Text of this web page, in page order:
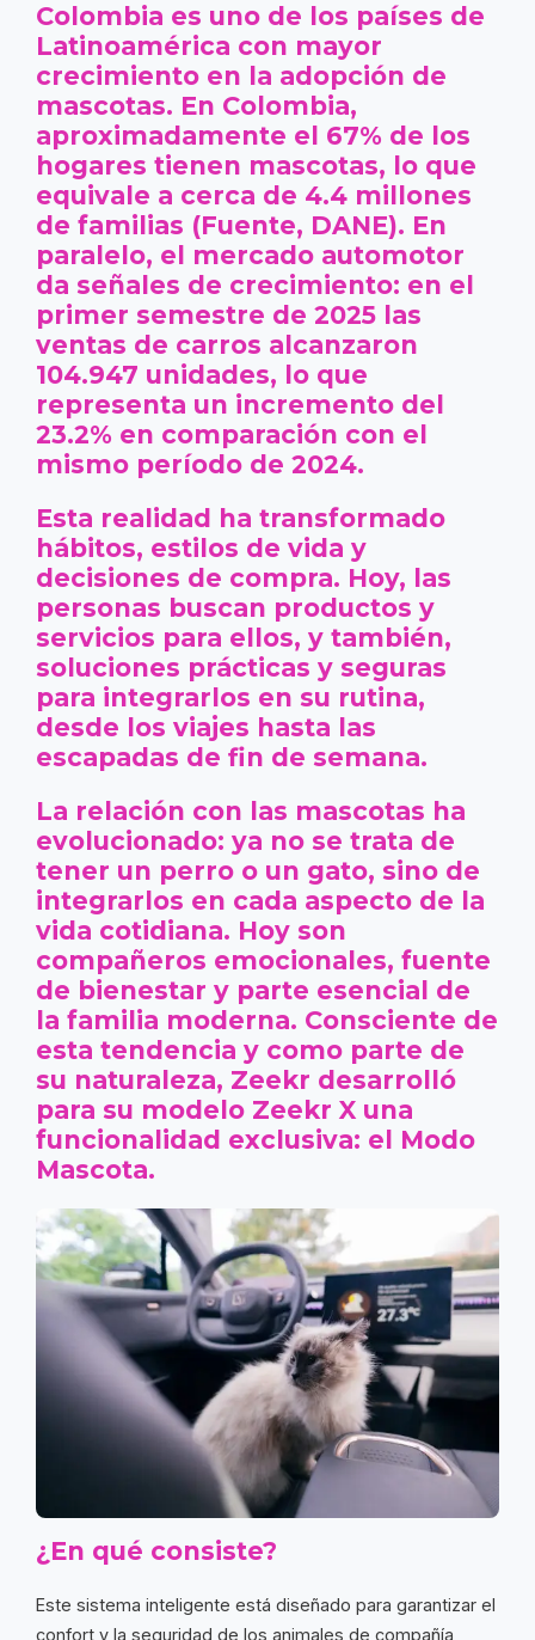
Colombia es uno de los países de
Latinoamérica con mayor
crecimiento en la adopción de
mascotas. En Colombia,
aproximadamente el 67% de los
hogares tienen mascotas, lo que
equivale a cerca de 4.4 millones
de familias (Fuente, DANE). En
paralelo, el mercado automotor
da señales de crecimiento: en el
primer semestre de 2025 las
ventas de carros alcanzaron
104.947 unidades, lo que
representa un incremento del
23.2% en comparación con el
mismo período de 2024.
Esta realidad ha transformado
hábitos, estilos de vida y
decisiones de compra. Hoy, las
personas buscan productos y
servicios para ellos, y también,
soluciones prácticas y seguras
para integrarlos en su rutina,
desde los viajes hasta las
escapadas de fin de semana.
La relación con las mascotas ha
evolucionado: ya no se trata de
tener un perro o un gato, sino de
integrarlos en cada aspecto de la
vida cotidiana. Hoy son
compañeros emocionales, fuente
de bienestar y parte esencial de
la familia moderna. Consciente de
esta tendencia y como parte de
su naturaleza, Zeekr desarrolló
para su modelo Zeekr X una
funcionalidad exclusiva: el Modo
Mascota.
¿En qué consiste?
Este sistema inteligente está diseñado para garantizar el
confort y la seguridad de los animales de compañía